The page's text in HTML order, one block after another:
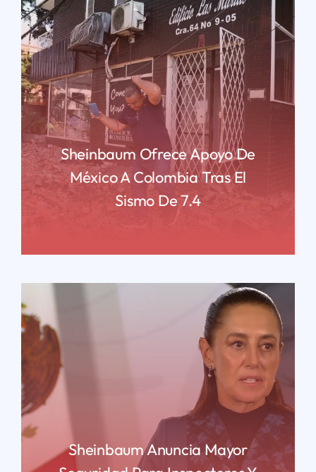
Sheinbaum Ofrece Apoyo De
México A Colombia Tras El
Sismo De 7.4
Sheinbaum Anuncia Mayor